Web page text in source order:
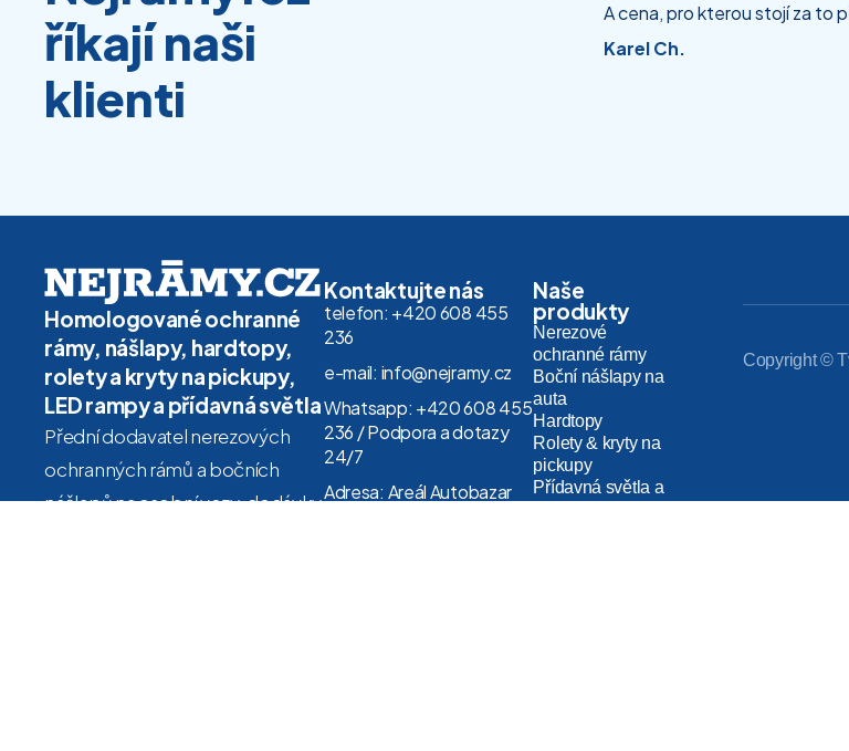
říkají naši
klienti
A cena, pro kterou stojí za to
Karel Ch.
Homologované ochranné
rámy, nášlapy, hardtopy,
rolety a kryty na pickupy,
LED rampy a přídavná světla
Přední dodavatel nerezových
ochranných rámů a bočních
nášlapů na osobní vozy, dodávky
Kontaktujte nás
telefon: +420 608 455
236
e-mail: info@nejramy.cz
Whatsapp: +420 608 455
236 / Podpora a dotazy
24/7
Adresa: Areál Autobazar
Naše
produkty
Nerezové
ochranné rámy
Boční nášlapy na
auta
Hardtopy
Rolety & kryty na
pickupy
Přídavná světla a
Copyright ©